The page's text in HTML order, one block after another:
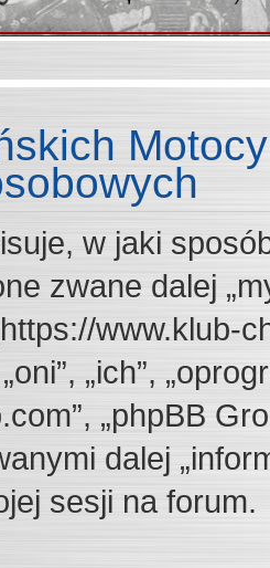
w jaki
zwane dalej
www.klub-
„ich”,
„phpBB
dalej
sesji na forum.